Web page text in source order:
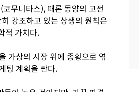
무니타스), 때론 동양의 고전
강조하고 있는 상생의 원칙은
적 가치다.
가상의 시장 위에 종횡으로 엮
팅 계획을 짠다.